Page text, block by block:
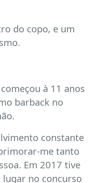
do copo, e um
à 11 anos
barback no
constante
me tanto
Em 2017 tive
no concurso